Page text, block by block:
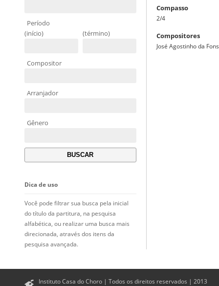
Período
(início)
(término)
Compositor
Arranjador
Gênero
Dica de uso
Você pode filtrar sua busca pela inicial
do título da partitura, na pesquisa
alfabética, ou realizar uma busca mais
direcionada, através dos itens da
pesquisa avançada.
Compasso
2/4
Compositores
José Agostinho da
Instituto Casa do Choro | Todos os direitos reservados | 2013